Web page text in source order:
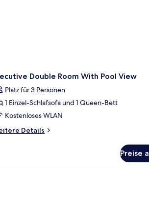
Double Room With Pool View
Platz für 3 Personen
1 Einzel-Schlafsofa und 1 Queen-Bett
Kostenloses WLAN
Details
Preise